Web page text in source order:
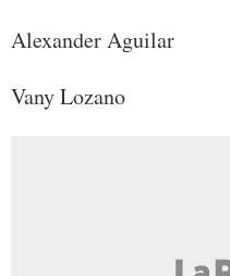
Alexander Aguilar
Vany Lozano